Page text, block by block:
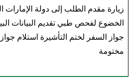
زيارة مقدم الطلب إلى دولة الإمارات
الخضوع لفحص طبي تقديم البيانات
جواز السفر لختم التأشيرة استلام
مختومة